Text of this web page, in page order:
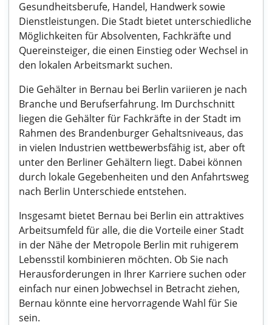
Gesundheitsberufe, Handel, Handwerk sowie
Dienstleistungen. Die Stadt bietet unterschiedliche
Möglichkeiten für Absolventen, Fachkräfte und
Quereinsteiger, die einen Einstieg oder Wechsel in
den lokalen Arbeitsmarkt suchen.
Die Gehälter in Bernau bei Berlin variieren je nach
Branche und Berufserfahrung. Im Durchschnitt
liegen die Gehälter für Fachkräfte in der Stadt im
Rahmen des Brandenburger Gehaltsniveaus, das
in vielen Industrien wettbewerbsfähig ist, aber oft
unter den Berliner Gehältern liegt. Dabei können
durch lokale Gegebenheiten und den Anfahrtsweg
nach Berlin Unterschiede entstehen.
Insgesamt bietet Bernau bei Berlin ein attraktives
Arbeitsumfeld für alle, die die Vorteile einer Stadt
in der Nähe der Metropole Berlin mit ruhigerem
Lebensstil kombinieren möchten. Ob Sie nach
Herausforderungen in Ihrer Karriere suchen oder
einfach nur einen Jobwechsel in Betracht ziehen,
Bernau könnte eine hervorragende Wahl für Sie
sein.